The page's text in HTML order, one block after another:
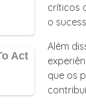
críticos
o
Além
que os